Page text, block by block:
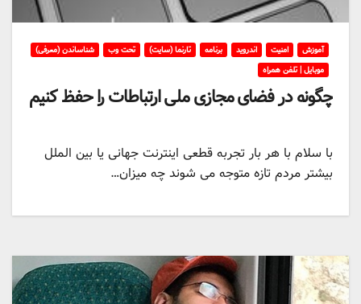
آموزش امنیت اندروید برنامه تارنما (سایت) تحت وب
شناساندن (معرفی)
موبایل | تلفن همراه
چگونه در فضای مجازی ملی ارتباطات را حفظ کنیم
با سلام با هر بار تجربه قطعی اینترنت جهانی یا بین الملل
بیشتر مردم تازه متوجه می شوند چه میزان…